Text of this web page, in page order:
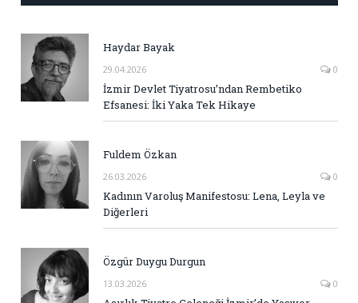
Haydar Bayak
29.04.2026 0
İzmir Devlet Tiyatrosu’ndan Rembetiko
Efsanesi: İki Yaka Tek Hikaye
Fuldem Özkan
26.03.2026 0
Kadının Varoluş Manifestosu: Lena, Leyla ve
Diğerleri
Özgür Duygu Durgun
13.03.2026 0